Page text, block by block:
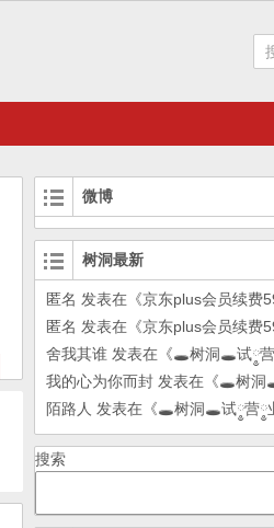
微博
树洞最新
匿名 发表在《京东plus会员续费59
匿名 发表在《京东plus会员续费59
舍我其谁 发表在《🕳树洞🕳试༵
我的心为你而封 发表在《🕳树洞
陌路人 发表在《🕳树洞🕳试༵营༵
搜索